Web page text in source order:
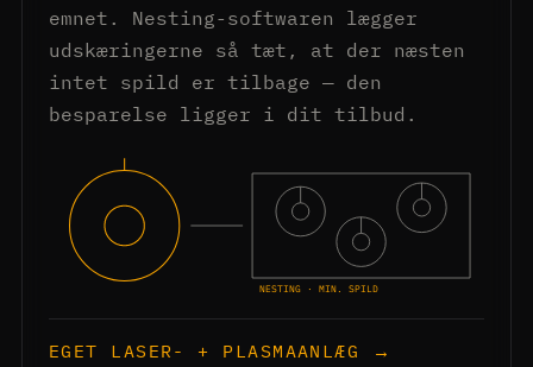
emnet. Nesting-softwaren lægger
udskæringerne så tæt, at der næsten
intet spild er tilbage — den
besparelse ligger i dit tilbud.
NESTING · MIN. SPILD
EGET LASER- + PLASMAANLÆG →